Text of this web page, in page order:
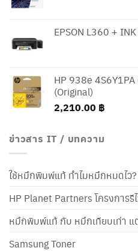
EPSON L360 + INK
HP 938e
(Original)
2,210.00 ฿
ข่าวสาร IT / บทความ
ใช้หมึกพิมพ์แท้ ทำไมหมึกหมดไว?
HP Planet Partners โครงการ
หมึกพิมพ์แท้ กับ หมึกเทียบเท่า แ
Samsung Toner